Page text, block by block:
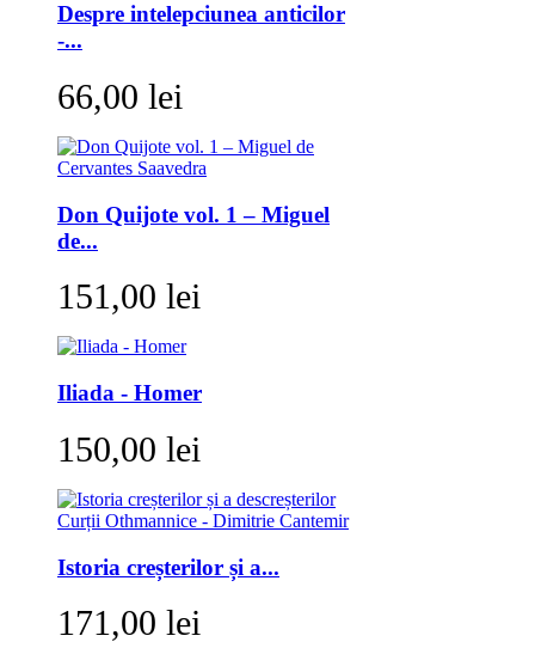
Despre intelepciunea anticilor
-...
66,00 lei
Don Quijote vol. 1 – Miguel
de...
151,00 lei
Iliada - Homer
150,00 lei
Istoria creșterilor și a...
171,00 lei